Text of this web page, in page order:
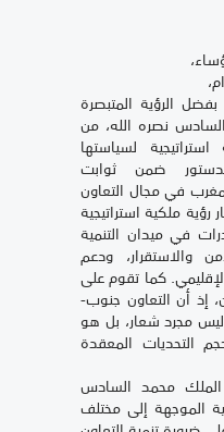
الرؤية المتبصرة
نصره الله، من
لسياستها
ضمن ثوابت
في مجال التعاون
ملكية استراتيجية
في ميدان التنمية
والاستقرار، ودعم
كما تقوم على
إذ أن التعاون جنوب-
ليس مجرد شعار، بل هو
التحديات المعقدة
الملك محمد السادس
الموجهة إلى مختلف